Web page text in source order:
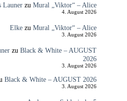
Launerzu Mural „Viktor“ – Alice
4. August 2026
Elkezu Mural „Viktor“ – Alice
3. August 2026
zu Black & White – AUGUST
2026
3. August 2026
Black & White – AUGUST 2026
3. August 2026